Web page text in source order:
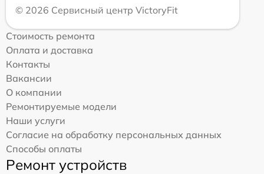
© 2026 Сервисный центр VictoryFit
Стоимость ремонта
Оплата и доставка
Контакты
Вакансии
О компании
Ремонтируемые модели
Наши услуги
Согласие на обработку персональных данных
Способы оплаты
Ремонт устройств